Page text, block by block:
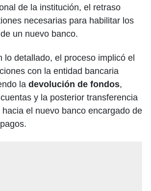
de la institución, el retraso
necesarias para habilitar los
un nuevo banco.
lo detallado, el proceso implicó el
con la entidad bancaria
la devolución de fondos,
y la posterior transferencia
el nuevo banco encargado de